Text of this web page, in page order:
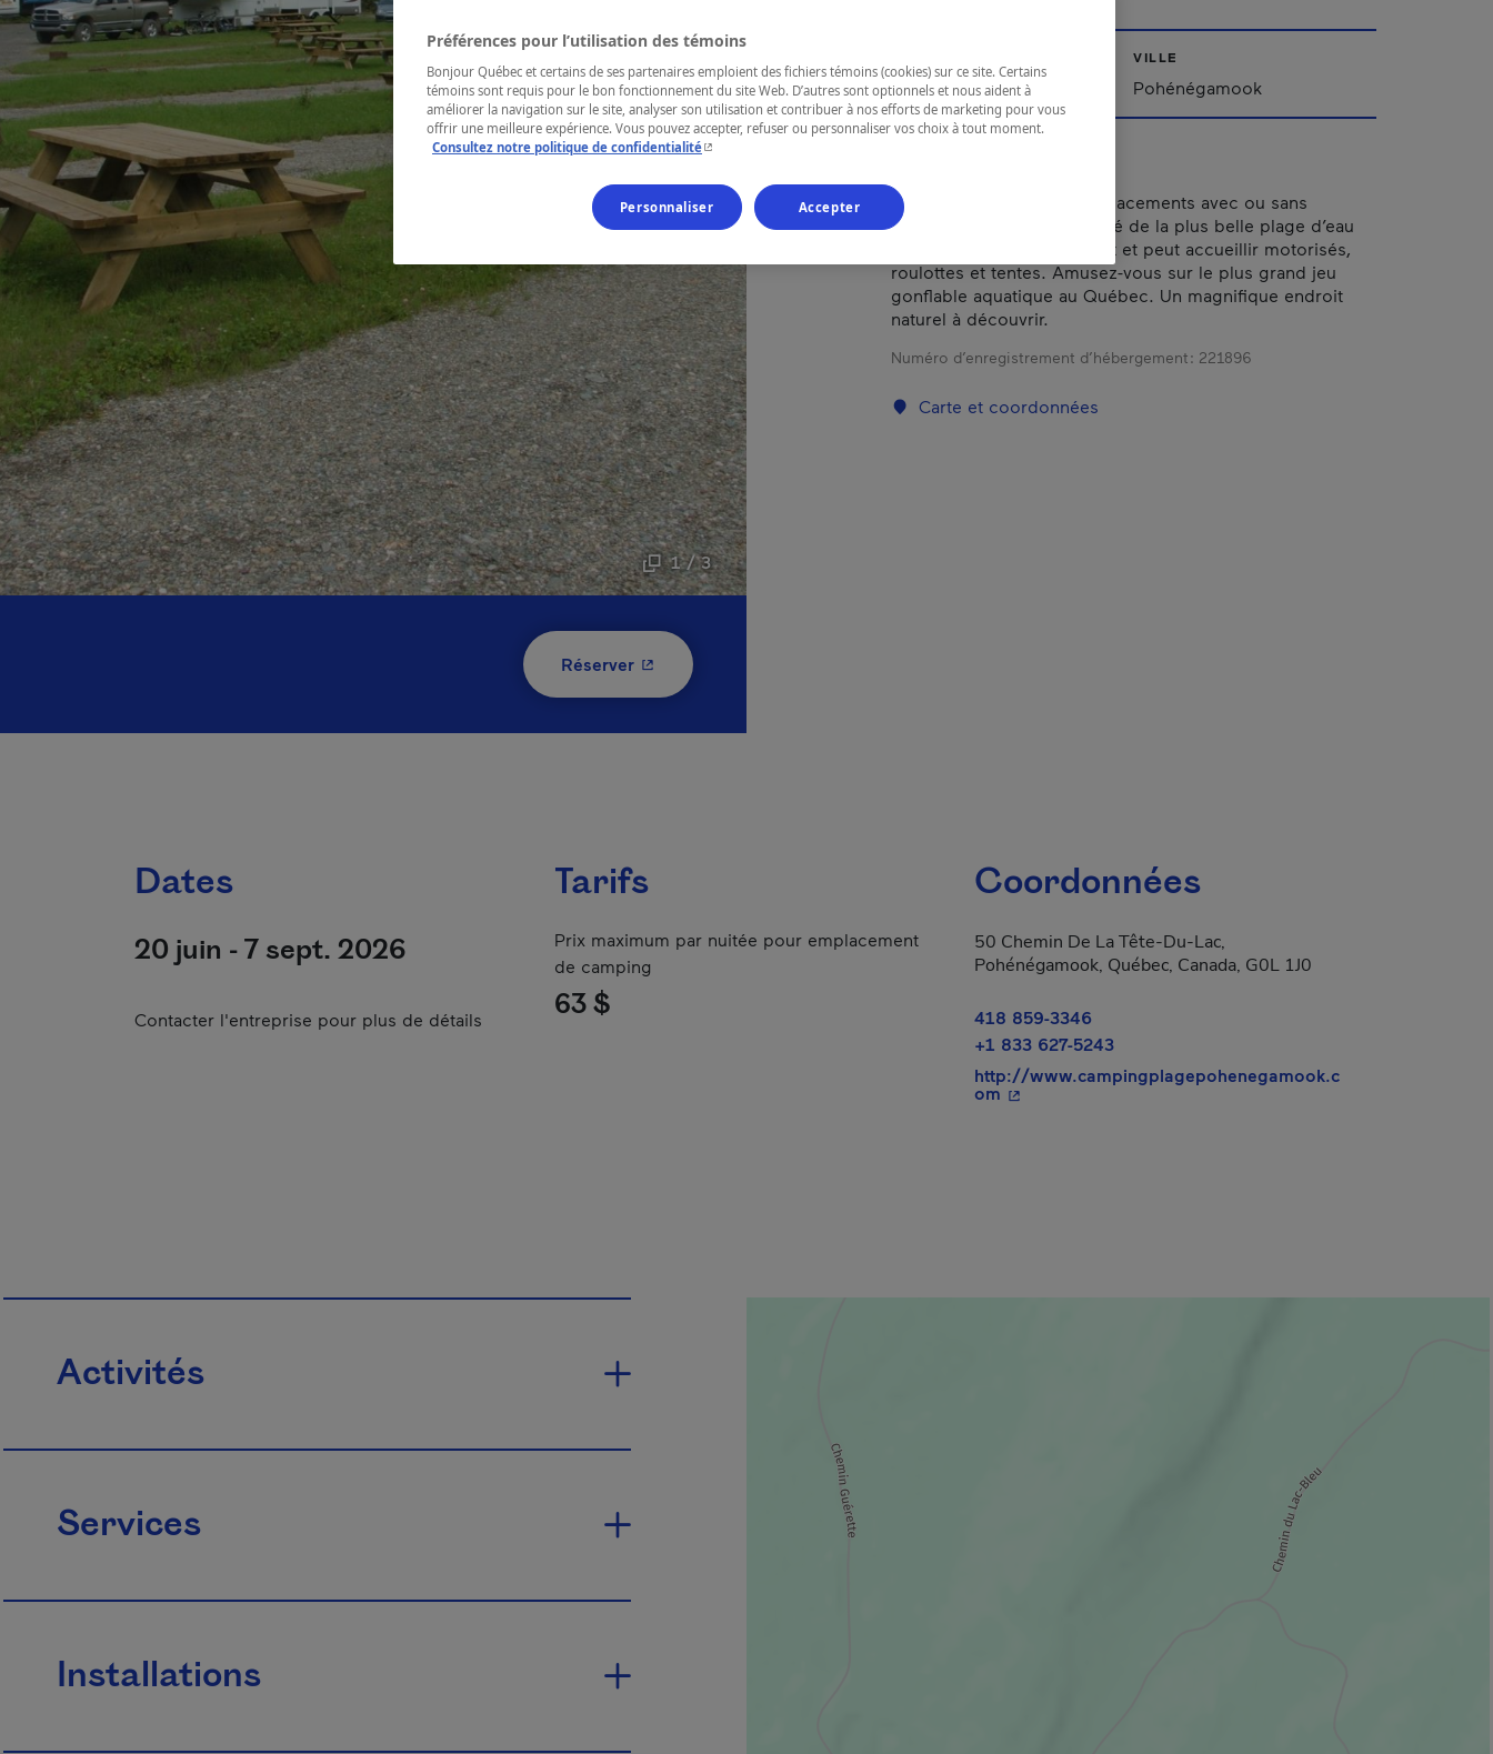
1 / 3
Réserver- Cet hyperlien s'ouvrira dans une nouvelle fenêtre.
Bas-Saint-Laurent
VILLE
Pohénégamook
Ce camping offre des emplacements avec ou sans
électricité. Il est situé à côté de la plus belle plage d’eau
douce du Bas-Saint-Laurent et peut accueillir motorisés,
roulottes et tentes. Amusez-vous sur le plus grand jeu
gonflable aquatique au Québec. Un magnifique endroit
naturel à découvrir.
Numéro d’enregistrement d’hébergement : 221896
Carte et coordonnées
Dates
20 juin - 7 sept. 2026
Contacter l'entreprise pour plus de détails
Tarifs
Prix maximum par nuitée pour emplacement
de camping
63 $
Coordonnées
50 Chemin De La Tête-Du-Lac,
Pohénégamook, Québec, Canada, G0L 1J0
418 859-3346
+1 833 627-5243
http://www.campingplagepohenegamook.c
om - Cet hyperlien s'ouvrira dans une nouvelle fenêtre.
Activités
Services
Installations
Préférences pour l’utilisation des témoins
Bonjour Québec et certains de ses partenaires emploient des fichiers témoins (cookies) sur ce site. Certains
témoins sont requis pour le bon fonctionnement du site Web. D’autres sont optionnels et nous aident à
améliorer la navigation sur le site, analyser son utilisation et contribuer à nos efforts de marketing pour vous
offrir une meilleure expérience. Vous pouvez accepter, refuser ou personnaliser vos choix à tout moment.
Consultez notre politique de confidentialité- Cet hyperlien s'ouvrira dans une nouvelle fenêtre.
Personnaliser Accepter